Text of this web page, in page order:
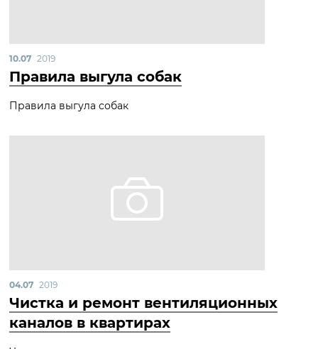
10.07 2019
Правила выгула собак
Правила выгула собак
04.07 2019
Чистка и ремонт вентиляционных
каналов в квартирах